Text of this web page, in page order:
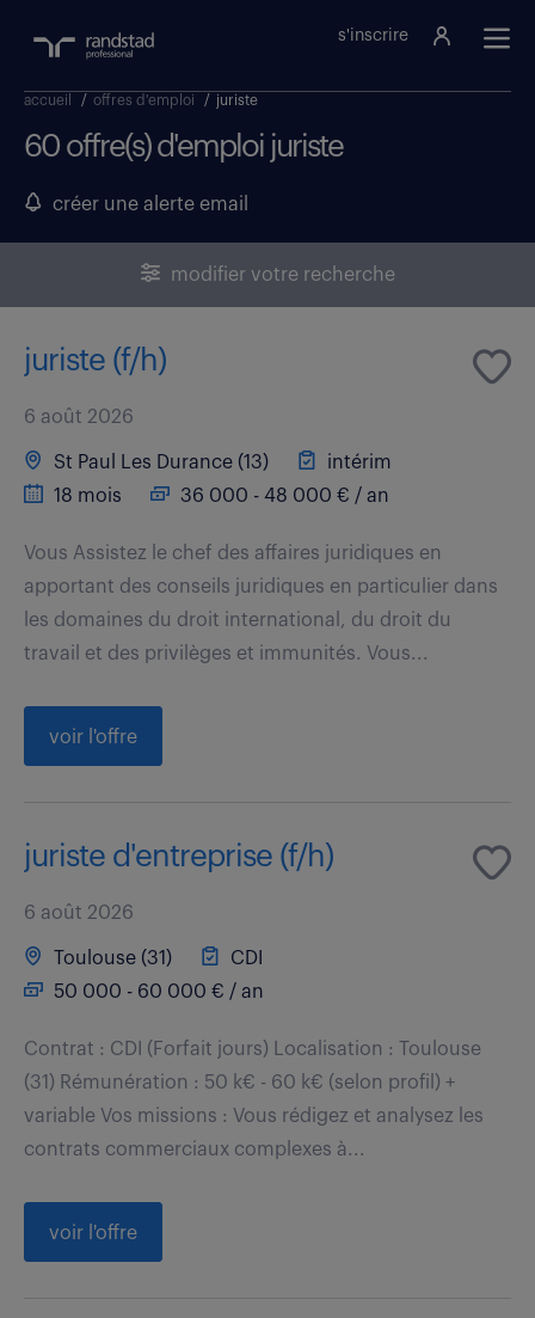
s'inscrire
accueil / offres d'emploi / juriste
60 offre(s) d'emploi juriste
créer une alerte email
modifier votre recherche
juriste (f/h)
6 août 2026
St Paul Les Durance (13)
intérim
18 mois
36 000 - 48 000 € / an
Vous Assistez le chef des affaires juridiques en
apportant des conseils juridiques en particulier dans
les domaines du droit international, du droit du
travail et des privilèges et immunités. Vous...
voir l'offre
juriste d'entreprise (f/h)
6 août 2026
Toulouse (31)
CDI
50 000 - 60 000 € / an
Contrat : CDI (Forfait jours) Localisation : Toulouse
(31) Rémunération : 50 k€ - 60 k€ (selon profil) +
variable Vos missions : Vous rédigez et analysez les
contrats commerciaux complexes à...
voir l'offre